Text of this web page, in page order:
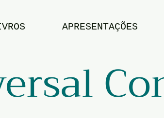
APRESENTAÇÕES